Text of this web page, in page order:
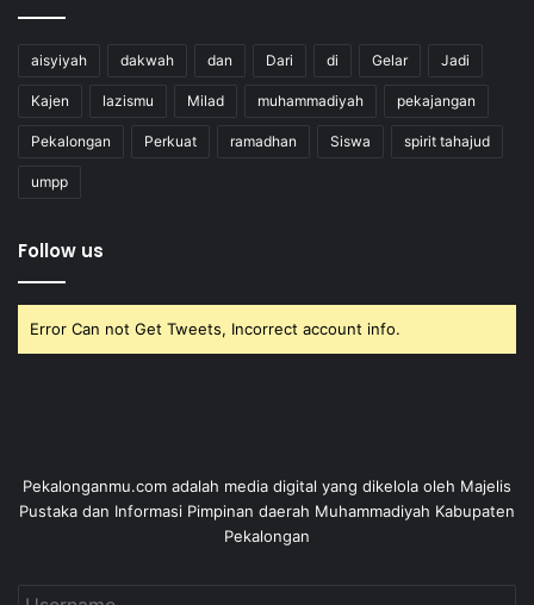
aisyiyah dakwah dan Dari di Gelar Jadi
Kajen lazismu Milad muhammadiyah pekajangan
Pekalongan Perkuat ramadhan Siswa spirit tahajud
umpp
Follow us
Error Can not Get Tweets, Incorrect account info.
Pekalonganmu.com adalah media digital yang dikelola oleh Majelis
Pustaka dan Informasi Pimpinan daerah Muhammadiyah Kabupaten
Pekalongan